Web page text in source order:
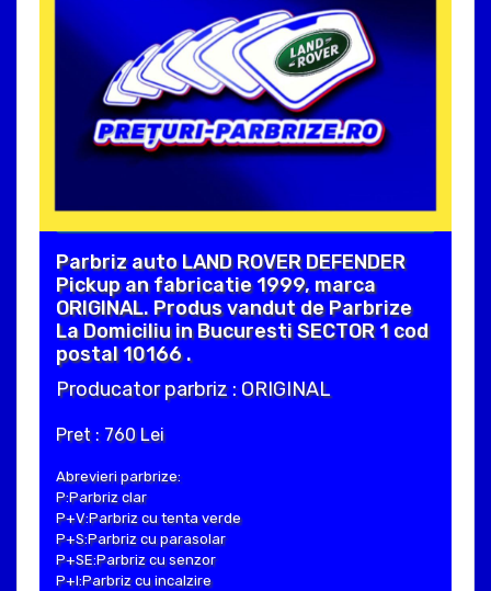
Parbriz auto LAND ROVER DEFENDER
Pickup an fabricatie 1999, marca
ORIGINAL. Produs vandut de Parbrize
La Domiciliu in Bucuresti SECTOR 1 cod
postal 10166 .
Producator parbriz : ORIGINAL
Pret : 760 Lei
Abrevieri parbrize:
P:Parbriz clar
P+V:Parbriz cu tenta verde
P+S:Parbriz cu parasolar
P+SE:Parbriz cu senzor
P+I:Parbriz cu incalzire